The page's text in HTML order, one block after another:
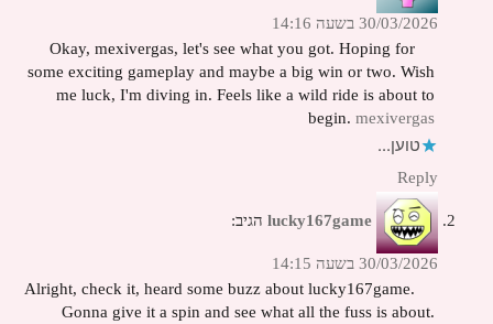
30/03/2026 בשעה 14:16
Okay, mexivergas, let's see what you got. Hoping for
some exciting gameplay and maybe a big win or two. Wish
me luck, I'm diving in. Feels like a wild ride is about to
begin. mexivergas
טוען...
Reply
lucky167game הגיב:
30/03/2026 בשעה 14:15
Alright, check it, heard some buzz about lucky167game.
Gonna give it a spin and see what all the fuss is about.